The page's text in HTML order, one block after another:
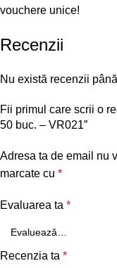
vouchere unice!
Recenzii
Nu există recenzii
Fii primul care scrii o
50 buc. – VR021”
Adresa ta de email nu
marcate cu *
Evaluarea ta *
Recenzia ta *